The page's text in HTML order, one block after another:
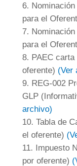
para el
para el
PAEC
oferente) (Ver
REG-002
GLP
archivo)
Tabla de
el oferente)
Impuesto
por oferente)